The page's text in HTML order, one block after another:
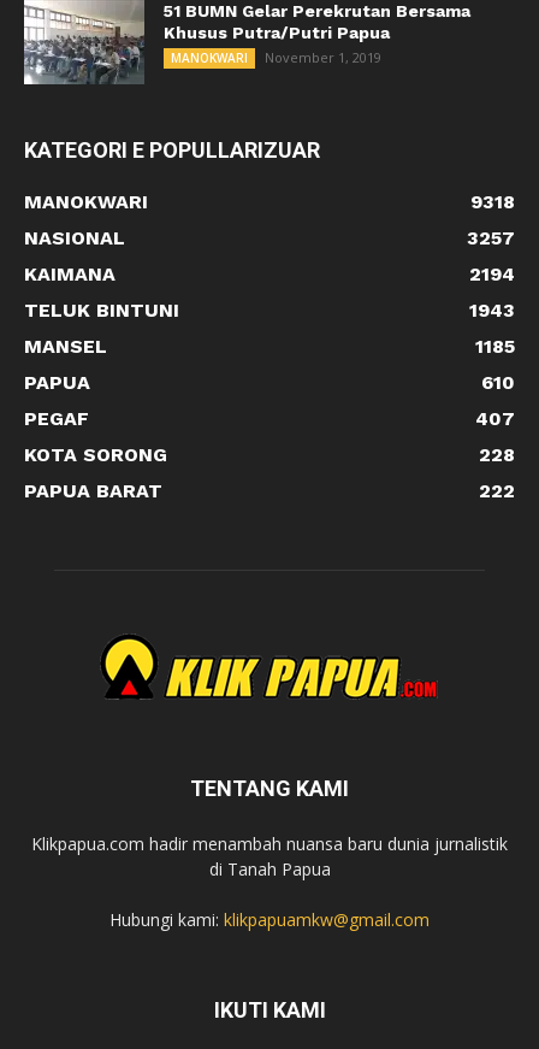
51 BUMN Gelar Perekrutan Bersama
Khusus Putra/Putri Papua
MANOKWARI November 1, 2019
KATEGORI E POPULLARIZUAR
MANOKWARI
9318
NASIONAL
3257
KAIMANA
2194
TELUK BINTUNI
1943
MANSEL
1185
PAPUA
610
PEGAF
407
KOTA SORONG
228
PAPUA BARAT
222
TENTANG KAMI
Klikpapua.com hadir menambah nuansa baru dunia jurnalistik
di Tanah Papua
Hubungi kami: klikpapuamkw@gmail.com
IKUTI KAMI